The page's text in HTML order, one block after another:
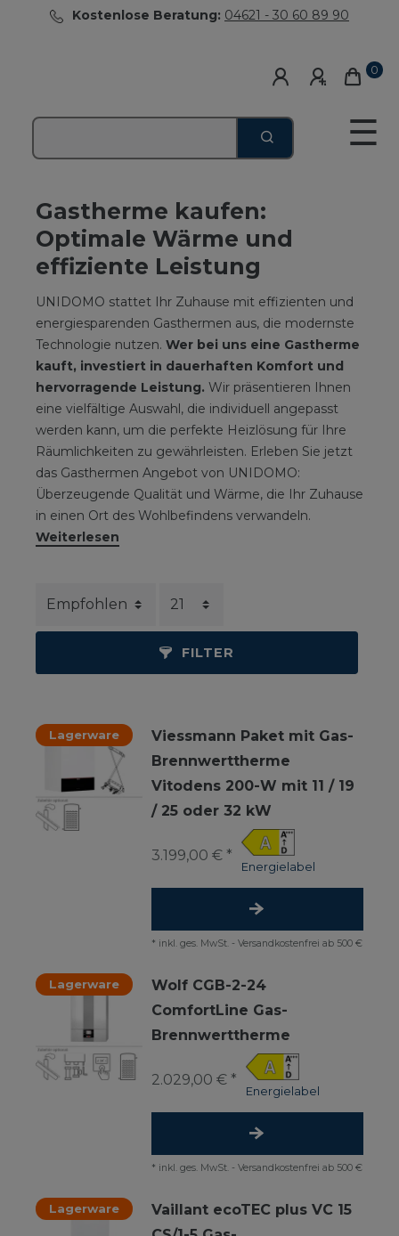
Kostenlose Beratung: 04621 - 30 60 89 90
0
☰
Gastherme kaufen:
Optimale Wärme und
effiziente Leistung
UNIDOMO stattet Ihr Zuhause mit effizienten und
energiesparenden Gasthermen aus, die modernste
Technologie nutzen. Wer bei uns eine Gastherme
kauft, investiert in dauerhaften Komfort und
hervorragende Leistung. Wir präsentieren Ihnen
eine vielfältige Auswahl, die individuell angepasst
werden kann, um die perfekte Heizlösung für Ihre
Räumlichkeiten zu gewährleisten. Erleben Sie jetzt
das Gasthermen Angebot von UNIDOMO:
Überzeugende Qualität und Wärme, die Ihr Zuhause
in einen Ort des Wohlbefindens verwandeln.
Weiterlesen
FILTER
Lagerware
Viessmann Paket mit Gas-
Brennwerttherme
Vitodens 200-W mit 11 / 19
/ 25 oder 32 kW
Energielabel
3.199,00 € *
* inkl. ges. MwSt. - Versandkostenfrei ab 500 €
Lagerware
Wolf CGB-2-24
ComfortLine Gas-
Brennwerttherme
Energielabel
2.029,00 € *
* inkl. ges. MwSt. - Versandkostenfrei ab 500 €
Lagerware
Vaillant ecoTEC plus VC 15